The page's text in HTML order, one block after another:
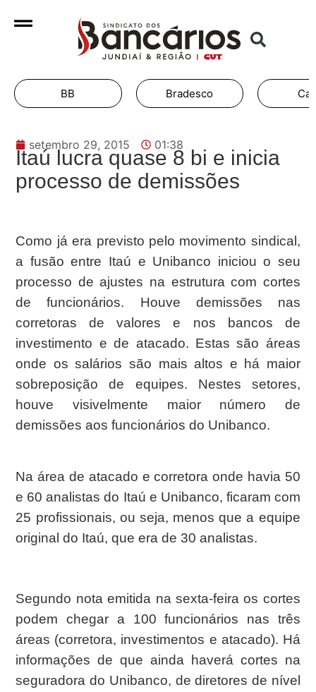
BB Bradesco
setembro 29, 2015 01:38
Itaú lucra quase 8 bi e inicia
processo de demissões
Como já era previsto pelo movimento sindical,
a fusão entre Itaú e Unibanco iniciou o seu
processo de ajustes na estrutura com cortes
de funcionários. Houve demissões nas
corretoras de valores e nos bancos de
investimento e de atacado. Estas são áreas
onde os salários são mais altos e há maior
sobreposição de equipes. Nestes setores,
houve visivelmente maior número de
demissões aos funcionários do Unibanco.
Na área de atacado e corretora onde havia 50
e 60 analistas do Itaú e Unibanco, ficaram com
25 profissionais, ou seja, menos que a equipe
original do Itaú, que era de 30 analistas.
Segundo nota emitida na sexta-feira os cortes
podem chegar a 100 funcionários nas três
áreas (corretora, investimentos e atacado). Há
informações de que ainda haverá cortes na
seguradora do Unibanco, de diretores de nível